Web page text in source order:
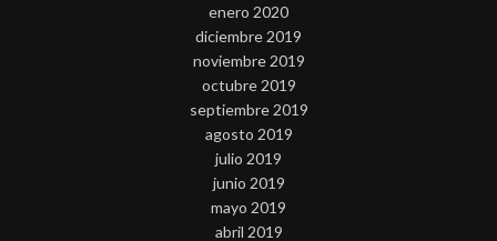
enero 2020
diciembre 2019
noviembre 2019
octubre 2019
septiembre 2019
agosto 2019
julio 2019
junio 2019
mayo 2019
abril 2019